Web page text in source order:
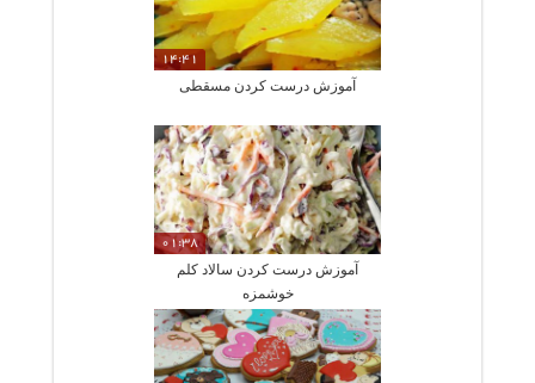
14:41
آموزش درست کردن مسقطی
01:38
آموزش درست کردن سالاد کلم
خوشمزه